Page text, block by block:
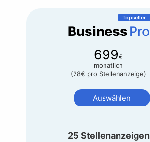
BusinessPro
Topseller
699€
monatlich
(28€ pro Stellenanzeige)
Auswählen
25 Stellenanzeigen